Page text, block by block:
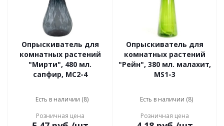
Опрыскиватель для
комнатных растений
"Мирти", 480 мл.
сапфир, MС2-4
Есть в наличии (8)
Розничная цена
Опрыскиватель для
комнатных растений
"Рейн", 380 мл. малахит,
MS1-3
Есть в наличии (8)
Розничная цена